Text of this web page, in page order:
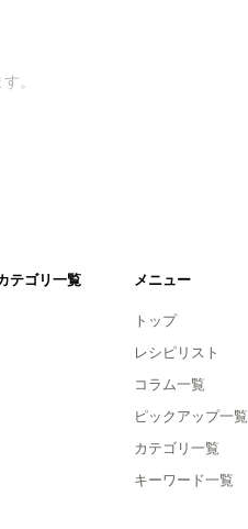
。
テゴリ一覧 メニュー
トップ
レシピリスト
コラム一覧
ピックアップ一覧
カテゴリ一覧
キーワード一覧